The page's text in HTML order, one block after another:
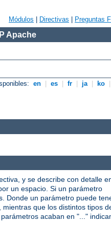
Módulos Directivas Preguntas
Apache
en es fr ja ko
y se describe con detalle
un espacio. Si un parámetro
Donde un parámetro puede
que los distintos tipos
acaban en "..."